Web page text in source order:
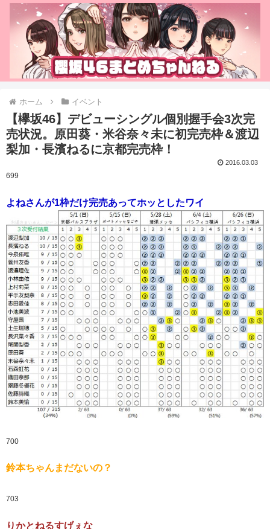
ホーム イベント
【欅坂46】デビューシングル個別握手会3次完
売状況。原田葵・米谷奈々未に初完売枠＆渡辺
梨加・長濱ねるに京都完売枠！
2016.03.03
699
よねさんが1枠だけ完売あってホッとしたワイ
700
鈴本ちゃんまだないの？
703
りかとねるすげぇな